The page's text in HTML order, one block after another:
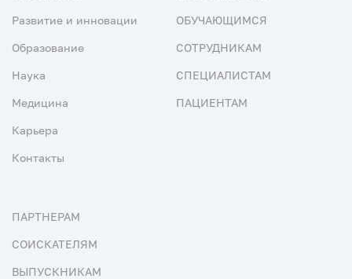
Развитие и инновации
Образование
Наука
Медицина
Карьера
Контакты
ОБУЧАЮЩИМСЯ
СОТРУДНИКАМ
СПЕЦИАЛИСТАМ
ПАЦИЕНТАМ
ПАРТНЕРАМ
СОИСКАТЕЛЯМ
ВЫПУСКНИКАМ